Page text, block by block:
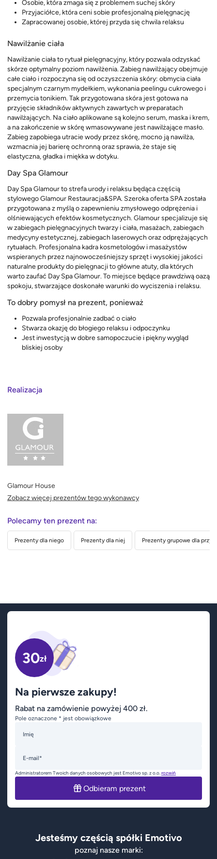
Osobie, która zmaga się z problemem suchej skóry
Przyjaciółce, która ceni sobie profesjonalną pielęgnację
Zapracowanej osobie, której przyda się chwila relaksu
Nawilżanie ciała
Nawilżanie ciała to rytuał pielęgnacyjny, który pozwala odzyskać
skórze optymalny poziom nawilżenia. Zabieg nawilżający obejmuje
całe ciało i rozpoczyna się od oczyszczenia skóry: obmycia ciała
specjalnym czarnym mydełkiem, wykonania peelingu cukrowego i
przemycia tonikiem. Tak przygotowana skóra jest gotowa na
przyjęcie składników aktywnych zawartych w preparatach
nawilżających. Na ciało aplikowane są kolejno serum, maska i krem,
a na zakończenie w skórę wmasowywane jest nawilżające masło.
Zabieg zapobiega utracie wody przez skórę, mocno ją nawilża,
wzmacnia jej barierę ochronną oraz sprawia, że staje się
elastyczna, gładka i miękka w dotyku.
Day Spa Glamour
Day Spa Glamour to strefa urody i relaksu będąca częścią
stylowego Glamour Restauracja&SPA. Szeroka oferta SPA została
przygotowana z myślą o zapewnieniu zmysłowego odprężenia i
olśniewających efektów kosmetycznych. Glamour specjalizuje się
w zabiegach pielęgnacyjnych twarzy i ciała, masażach, zabiegach
medycyny estetycznej, zabiegach laserowych oraz odprężających
rytuałach. Profesjonalna kadra kosmetologów i masażystów
wspieranych przez najnowocześniejszy sprzęt i wysokiej jakości
naturalne produkty do pielęgnacji to główne atuty, dla których
warto zaufać Day Spa Glamour. To miejsce będące prawdziwą oazą
spokoju, stwarzające doskonałe warunki do wyciszenia i relaksu.
To dobry pomysł na prezent, ponieważ
Pozwala profesjonalnie zadbać o ciało
Stwarza okazję do błogiego relaksu i odpoczynku
Jest inwestycją w dobre samopoczucie i piękny wygląd
bliskiej osoby
Realizacja
Glamour House
Zobacz więcej prezentów tego wykonawcy
Polecamy ten prezent na:
Prezenty dla niego Prezenty dla niej Prezenty grupowe dla
30zł
Na pierwsze zakupy!
Rabat na zamówienie powyżej 400 zł.
Pole oznaczone * jest obowiązkowe
Imię
E-mail*
Administratorem Twoich danych osobowych jest Emotivo sp. z o.o.rozwiń
Odbieram prezent
Jesteśmy częścią spółki Emotivo
poznaj nasze marki: